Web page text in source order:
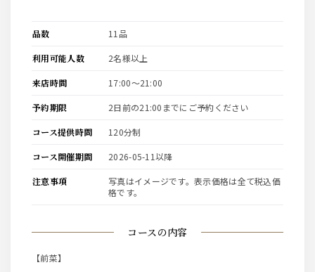
コースの内容
【前菜】
品数 11品
利用可能人数 2名様以上
来店時間 17:00〜21:00
予約期限 2日前の21:00までにご予約ください
コース提供時間 120分制
コース開催期間 2026-05-11以降
注意事項
写真はイメージです。表示価格は全て税込価
格です。